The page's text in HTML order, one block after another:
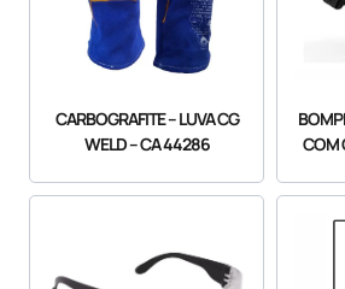
CARBOGRAFITE – LUVA CG
WELD – CA 44286
COM